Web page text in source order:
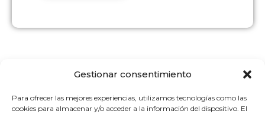
Gestionar consentimiento
Para ofrecer las mejores experiencias, utilizamos tecnologías como las
cookies para almacenar y/o acceder a la información del dispositivo. El